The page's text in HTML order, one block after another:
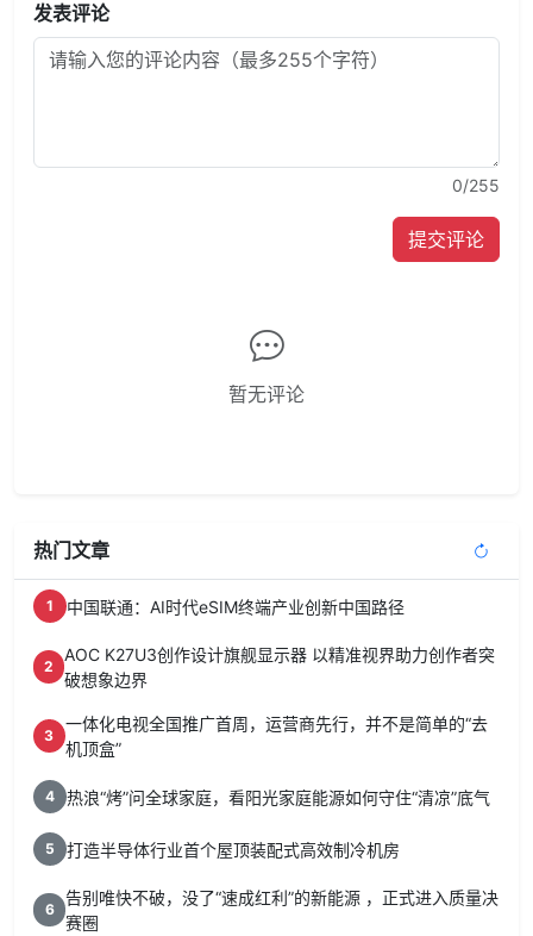
发表评论
0/255
提交评论
暂无评论
热门文章
1 中国联通：AI时代eSIM终端产业创新中国路径
2
AOC K27U3创作设计旗舰显示器 以精准视界助力创作者突
破想象边界
3
一体化电视全国推广首周，运营商先行，并不是简单的“去
机顶盒”
4 热浪“烤”问全球家庭，看阳光家庭能源如何守住“清凉”底气
5 打造半导体行业首个屋顶装配式高效制冷机房
6
告别唯快不破，没了“速成红利”的新能源 ，正式进入质量决
赛圈